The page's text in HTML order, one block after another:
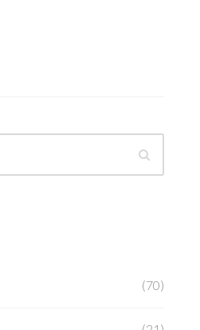
है, जहाँ पहले के राष्ट्र नेताओं के
ट्रस्ट की स्थापना और साइट की
(70)